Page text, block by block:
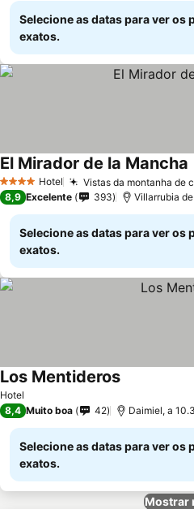
Selecione as datas para ver os
exatos.
4 EstrelasHotel Vistas da montanha de
El Mirador de la Mancha
8,9 Excelente 393
Selecione as datas para ver os
exatos.
Hotel
Los Mentideros
8,4 Muito boa 42 Daimiel, a
Selecione as datas para ver os
exatos.
Mostrar